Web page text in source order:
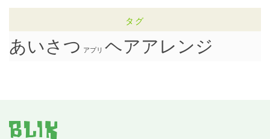
タグ
あいさつ アプリ ヘアアレンジ